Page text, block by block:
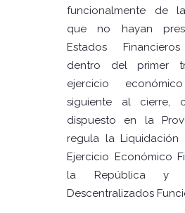
funcionalmente de
que no hayan
Estados
dentro del primer
ejercicio
siguiente al cierre,
dispuesto en la
regula la Liquidación
Ejercicio Económico
la República y
Descentralizados